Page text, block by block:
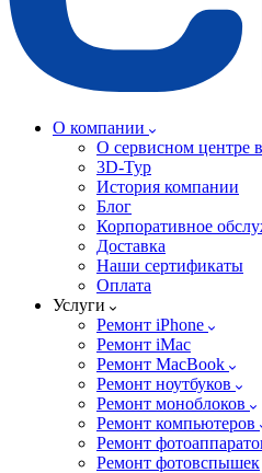
О компании
О сервисном центре
3D-Тур
История компании
Блог
Корпоративное
Доставка
Наши сертификаты
Оплата
Услуги
Ремонт iPhone
Ремонт iMac
Ремонт MacBook
Ремонт ноутбуков
Ремонт моноблоков
Ремонт компьютеров
Ремонт
Ремонт фотовспышек